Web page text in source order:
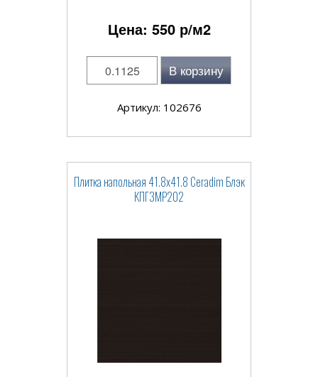
Цена: 550р/м2
В корзину
Артикул: 102676
Плитка напольная 41.8x41.8 Ceradim Блэк
КПГ3МР202